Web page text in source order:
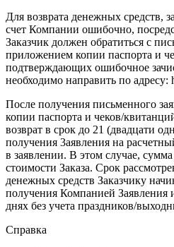
Для возврата денежных средств,
счет Компании ошибочно,
Заказчик должен обратиться с
приложением копии паспорта и
подтверждающих ошибочное
необходимо направить по
После получения письменного
копии паспорта и чеков/
возврат в срок до 21 (двадцати
получения 3аявления на
в заявлении. В этом случае, сумма
стоимости Заказа. Срок
денежных средств Заказчику
получения Компанией Заявления
днях без учета праздников/
Справка